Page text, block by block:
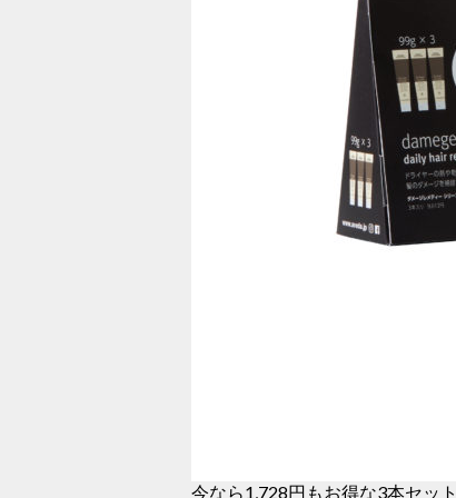
今なら1,728円もお得な3本セッ